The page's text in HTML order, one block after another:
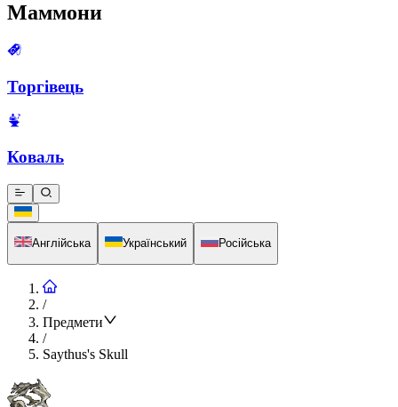
Маммони
Торгівець
Коваль
Англійська Український Російська
/
Предмети
/
Saythus's Skull